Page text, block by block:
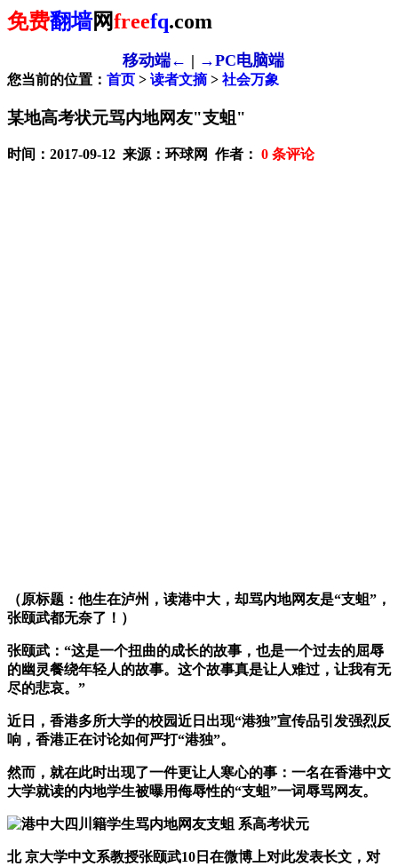
免费翻墙网freefq.com
移动端← | →PC电脑端
您当前的位置： 首页 > 读者文摘> 社会万象
某地高考状元骂内地网友"支蛆"
时间：2017-09-12 来源：环球网 作者： 0 条评论
（原标题：他生在泸州，读港中大，却骂内地网友是“支蛆”，
张颐武都无奈了！）
张颐武：“这是一个扭曲的成长的故事，也是一个过去的屈辱
的幽灵餐绕年轻人的故事。这个故事真是让人难过，让我有无
尽的悲哀。”
近日，香港多所大学的校园近日出现“港独”宣传品引发强烈反
响，香港正在讨论如何严打“港独”。
然而，就在此时出现了一件更让人寒心的事：一名在香港中文
大学就读的内地学生被曝用侮辱性的“支蛆”一词辱骂网友。
北 京大学中文系教授张颐武10日在微博上对此发表长文，对